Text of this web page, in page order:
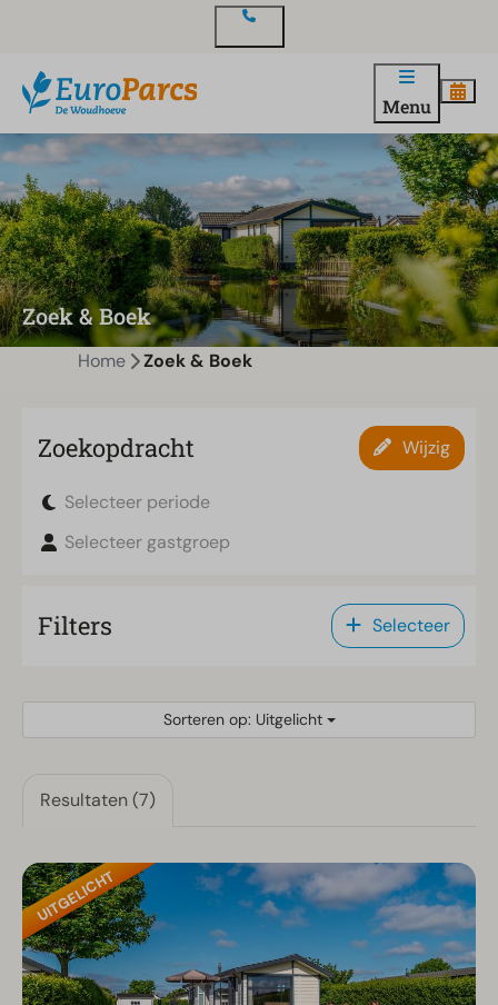
Menu
Zoek & Boek
Home Zoek & Boek
Zoekopdracht Wijzig
Selecteer periode
Selecteer gastgroep
Filters Selecteer
Sorteren op: Uitgelicht
Resultaten (7)
UITGELICHT